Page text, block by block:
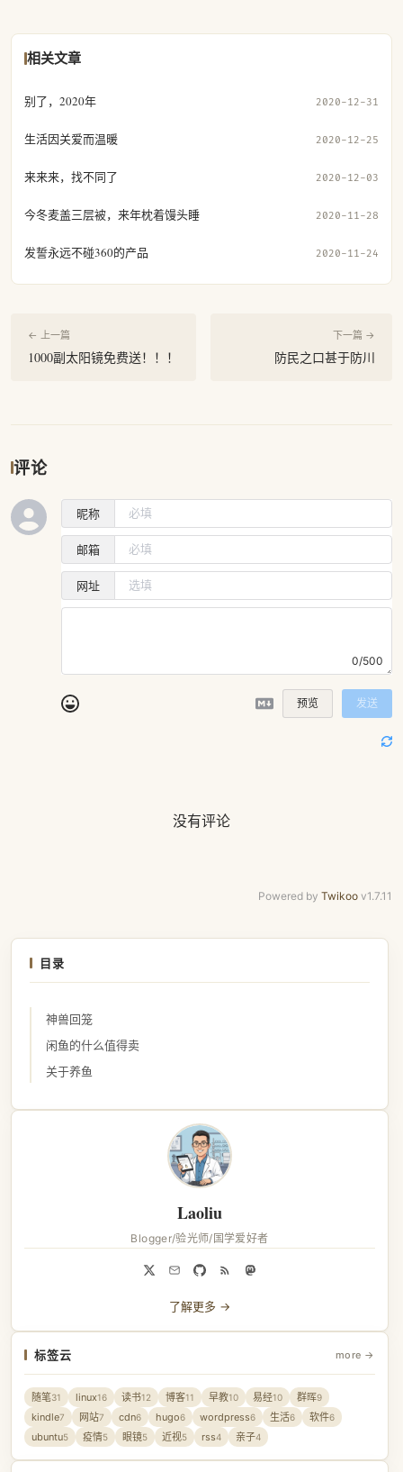
相关文章
别了，2020年 2020-12-31
生活因关爱而温暖 2020-12-25
来来来，找不同了 2020-12-03
今冬麦盖三层被，来年枕着馒头睡 2020-11-28
发誓永远不碰360的产品 2020-11-24
← 上一篇
1000副太阳镜免费送！！！
下一篇 →
防民之口甚于防川
评论
昵称
邮箱
网址
0/500
预览 发送
没有评论
Powered by Twikoo v1.7.11
Laoliu
Blogger/验光师/国学爱好者
了解更多 →
标签云 more →
随笔31 linux16 读书12 博客11 早教10 易经10 群晖9
kindle7 网站7 cdn6 hugo6 wordpress6 生活6 软件6
ubuntu5 疫情5 眼镜5 近视5 rss4 亲子4
目录
神兽回笼
闲鱼的什么值得卖
关于养鱼